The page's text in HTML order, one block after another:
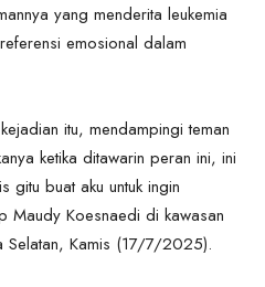
yang menderita leukemia
emosional dalam
itu, mendampingi teman
ketika ditawarin peran ini, ini
gitu buat aku untuk ingin
Maudy Koesnaedi di kawasan
Selatan, Kamis (17/7/2025).